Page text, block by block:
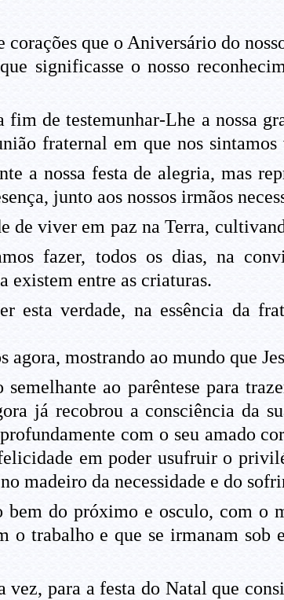
que o Aniversário do
significasse o nosso
de testemunhar-Lhe a nossa
fraternal em que nos
a nossa festa de alegria, mas
junto aos nossos irmãos
de viver em paz na Terra,
fazer, todos os dias, na
existem entre as criaturas.
verdade, na essência da
mostrando ao mundo que
ao parêntese para
já recobrou a consciência da
com o seu amado
em poder usufruir o
madeiro da necessidade e do
bem do próximo e osculo, com o
o trabalho e que se irmanam sob
para a festa do Natal que